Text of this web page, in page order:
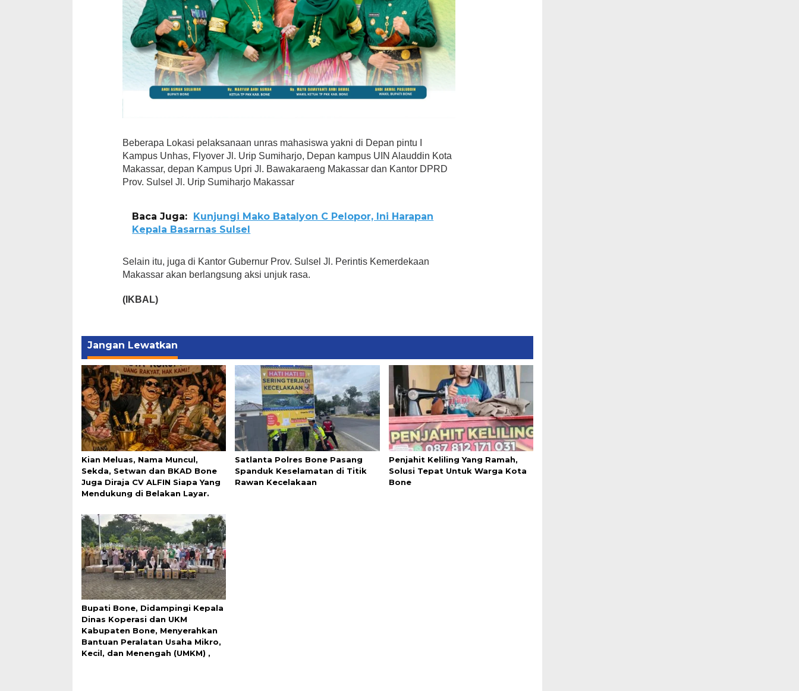
Beberapa Lokasi pelaksanaan unras mahasiswa yakni di Depan pintu I
Kampus Unhas, Flyover Jl. Urip Sumiharjo, Depan kampus UIN Alauddin Kota
Makassar, depan Kampus Upri Jl. Bawakaraeng Makassar dan Kantor DPRD
Prov. Sulsel Jl. Urip Sumiharjo Makassar
Baca Juga:
Kunjungi Mako Batalyon C Pelopor, Ini Harapan
Kepala Basarnas Sulsel
Selain itu, juga di Kantor Gubernur Prov. Sulsel Jl. Perintis Kemerdekaan
Makassar akan berlangsung aksi unjuk rasa.
(IKBAL)
Jangan Lewatkan
Kian Meluas, Nama Muncul,
Sekda, Setwan dan BKAD Bone
Juga Diraja CV ALFIN Siapa Yang
Mendukung di Belakan Layar.
Satlanta Polres Bone Pasang
Spanduk Keselamatan di Titik
Rawan Kecelakaan
Penjahit Keliling Yang Ramah,
Solusi Tepat Untuk Warga Kota
Bone
Bupati Bone, Didampingi Kepala
Dinas Koperasi dan UKM
Kabupaten Bone, Menyerahkan
Bantuan Peralatan Usaha Mikro,
Kecil, dan Menengah (UMKM) ,